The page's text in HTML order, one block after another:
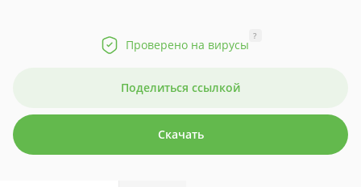
Проверено на вирусы
?
Поделиться ссылкой
Скачать